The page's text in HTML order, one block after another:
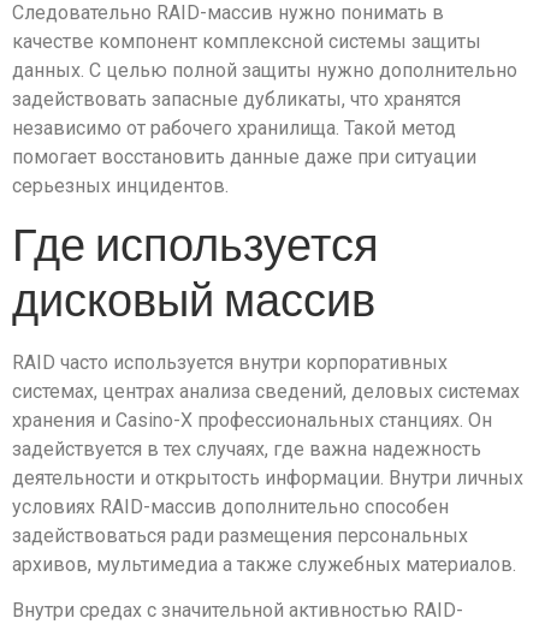
Следовательно RAID-массив нужно понимать в
качестве компонент комплексной системы защиты
данных. С целью полной защиты нужно дополнительно
задействовать запасные дубликаты, что хранятся
независимо от рабочего хранилища. Такой метод
помогает восстановить данные даже при ситуации
серьезных инцидентов.
Где используется
дисковый массив
RAID часто используется внутри корпоративных
системах, центрах анализа сведений, деловых системах
хранения и Casino-X профессиональных станциях. Он
задействуется в тех случаях, где важна надежность
деятельности и открытость информации. Внутри личных
условиях RAID-массив дополнительно способен
задействоваться ради размещения персональных
архивов, мультимедиа а также служебных материалов.
Внутри средах с значительной активностью RAID-